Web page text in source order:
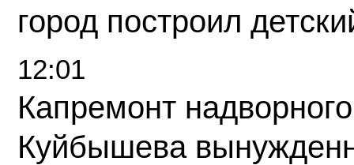
город построил
12:01
Капремонт
Куйбышева